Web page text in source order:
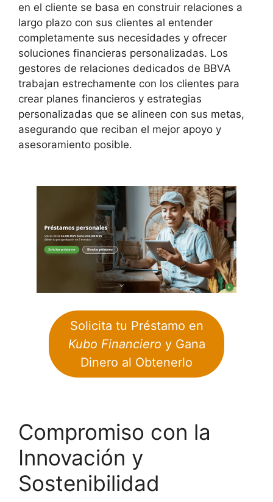
en el cliente se basa en construir relaciones a
largo plazo con sus clientes al entender
completamente sus necesidades y ofrecer
soluciones financieras personalizadas. Los
gestores de relaciones dedicados de BBVA
trabajan estrechamente con los clientes para
crear planes financieros y estrategias
personalizadas que se alineen con sus metas,
asegurando que reciban el mejor apoyo y
asesoramiento posible.
Solicita tu Préstamo en
Kubo Financiero y Gana
Dinero al Obtenerlo
Compromiso con la
Innovación y
Sostenibilidad